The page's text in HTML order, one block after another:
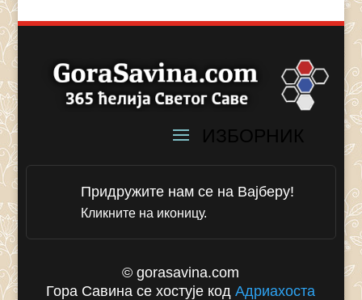
Придружите нам се на Вајберу!
Кликните на иконицу.
© gorasavina.com
Гора Савина се хостује кодАдриахоста